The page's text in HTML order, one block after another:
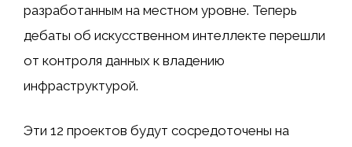
разработанным на местном уровне. Теперь
дебаты об искусственном интеллекте перешли
от контроля данных к владению
инфраструктурой.
Эти 12 проектов будут сосредоточены на